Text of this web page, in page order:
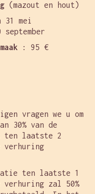
(mazout en hout)
31 mei
: 95 €
vragen we u om
30% van de
ten laatste 2
verhuring
ten laatste 1
verhuring zal 50%